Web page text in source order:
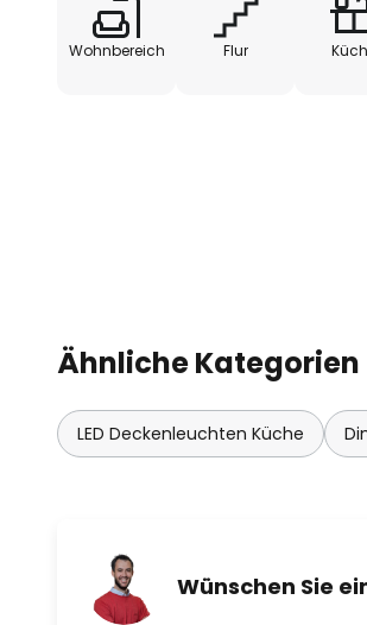
technisch, so
Lichtquelle
Wohnbereich Flur
Ähnliche Kategorien
LED Deckenleuchten Küche
Wünschen Sie